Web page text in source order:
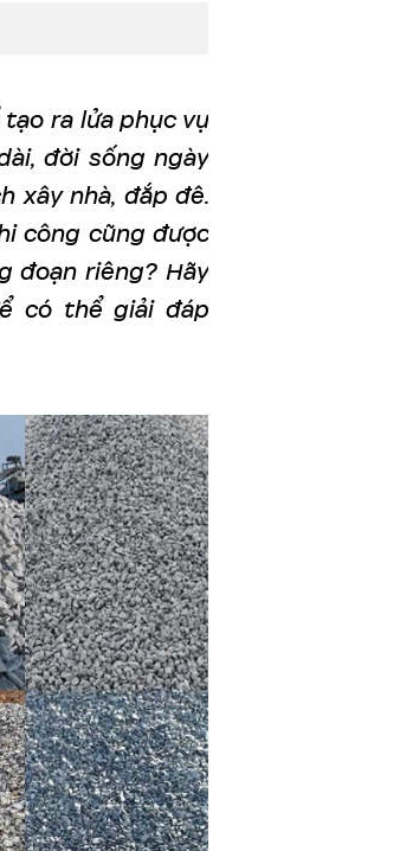
ra lửa phục vụ
đời sống ngày
xây nhà, đắp đê.
công cũng được
đoạn riêng? Hãy
có thể giải đáp